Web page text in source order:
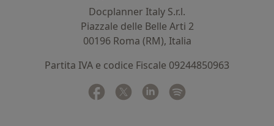
Docplanner Italy S.r.l.
Piazzale delle Belle Arti 2
00196 Roma (RM), Italia
Partita IVA e codice Fiscale 09244850963
Facebook
si apre in una nuova scheda
Twitter
si apre in una nuova scheda
Linkedin
si apre in una nuova